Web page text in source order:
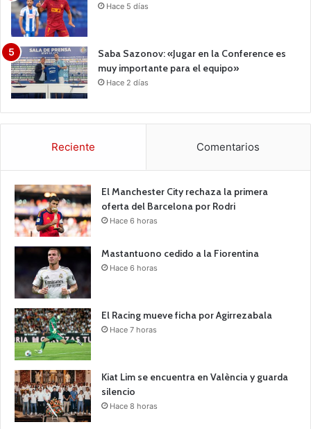
Hace 5 días
Saba Sazonov: «Jugar en la Conference es
muy importante para el equipo»
Hace 2 días
Reciente Comentarios
El Manchester City rechaza la primera
oferta del Barcelona por Rodri
Hace 6 horas
Mastantuono cedido a la Fiorentina
Hace 6 horas
El Racing mueve ficha por Agirrezabala
Hace 7 horas
Kiat Lim se encuentra en València y guarda
silencio
Hace 8 horas